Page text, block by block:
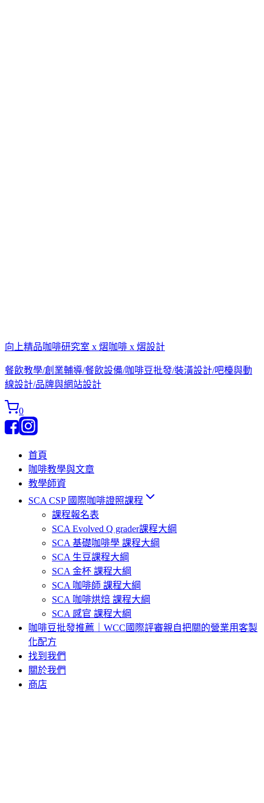
向上精品咖啡研究室 x 熠咖啡 x 熠設計
餐飲教學/創業輔導/餐飲設備/咖啡豆批發/裝潢設計/吧檯與動
線設計/品牌與網站設計
0
首頁
咖啡教學與文章
教學師資
SCA CSP 國際咖啡證照課程
課程報名表
SCA Evolved Q grader課程大綱
SCA 基礎咖啡學 課程大綱
SCA 生豆課程大綱
SCA 金杯 課程大綱
SCA 咖啡師 課程大綱
SCA 咖啡烘焙 課程大綱
SCA 感官 課程大綱
咖啡豆批發推薦｜WCC國際評審親自把關的營業用客製
化配方
找到我們
關於我們
商店